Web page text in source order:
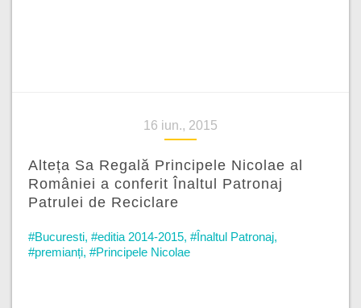
16 iun., 2015
Alteța Sa Regală Principele Nicolae al
României a conferit Înaltul Patronaj
Patrulei de Reciclare
#Bucuresti, #editia 2014-2015, #Înaltul Patronaj,
#premianți, #Principele Nicolae